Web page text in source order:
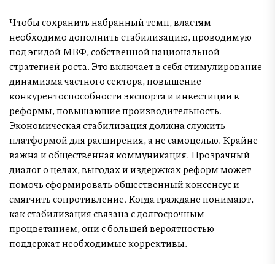
Чтобы сохранить набранный темп, властям
необходимо дополнить стабилизацию, проводимую
под эгидой МВФ, собственной национальной
стратегией роста. Это включает в себя стимулирование
динамизма частного сектора, повышение
конкурентоспособности экспорта и инвестиции в
реформы, повышающие производительность.
Экономическая стабилизация должна служить
платформой для расширения, а не самоцелью. Крайне
важна и общественная коммуникация. Прозрачный
диалог о целях, выгодах и издержках реформ может
помочь сформировать общественный консенсус и
смягчить сопротивление. Когда граждане понимают,
как стабилизация связана с долгосрочным
процветанием, они с большей вероятностью
поддержат необходимые коррективы.